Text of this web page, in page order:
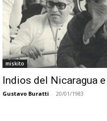
miskito
Indios del Nicaragua
Gustavo Buratti - 20/01/1983